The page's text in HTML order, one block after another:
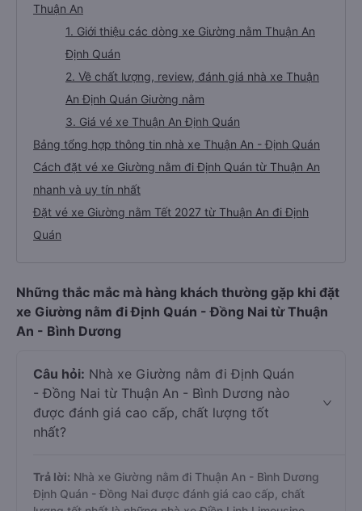
Thuận An
1. Giới thiệu các dòng xe Giường nằm Thuận An
Định Quán
2. Về chất lượng, review, đánh giá nhà xe Thuận
An Định Quán Giường nằm
3. Giá vé xe Thuận An Định Quán
Bảng tổng hợp thông tin nhà xe Thuận An - Định Quán
Cách đặt vé xe Giường nằm đi Định Quán từ Thuận An
nhanh và uy tín nhất
Đặt vé xe Giường nằm Tết 2027 từ Thuận An đi Định
Quán
Những thắc mắc mà hàng khách thường gặp khi đặt
xe Giường nằm đi Định Quán - Đồng Nai từ Thuận
An - Bình Dương
Câu hỏi: Nhà xe Giường nằm đi Định Quán
- Đồng Nai từ Thuận An - Bình Dương nào
được đánh giá cao cấp, chất lượng tốt
nhất?
Trả lời: Nhà xe Giường nằm đi Thuận An - Bình Dương
Định Quán - Đồng Nai được đánh giá cao cấp, chất